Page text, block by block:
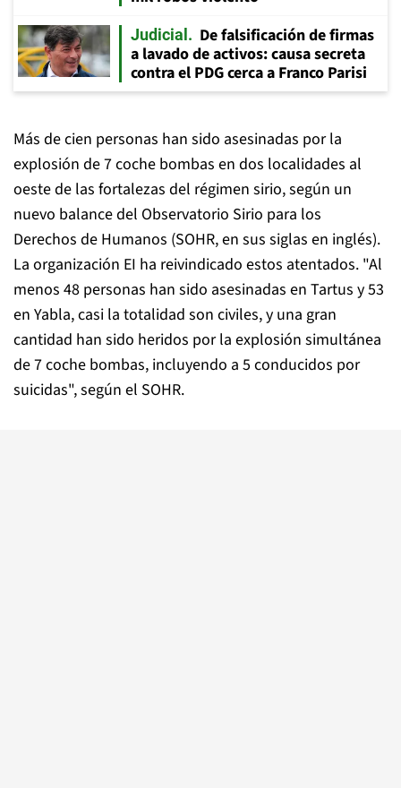
Judicial
De falsificación de firmas
a lavado de activos: causa secreta
contra el PDG cerca a Franco Parisi
Más de cien personas han sido asesinadas por la
explosión de 7 coche bombas en dos localidades al
oeste de las fortalezas del régimen sirio, según un
nuevo balance del Observatorio Sirio para los
Derechos de Humanos (SOHR, en sus siglas en inglés).
La organización EI ha reivindicado estos atentados. "Al
menos 48 personas han sido asesinadas en Tartus y 53
en Yabla, casi la totalidad son civiles, y una gran
cantidad han sido heridos por la explosión simultánea
de 7 coche bombas, incluyendo a 5 conducidos por
suicidas", según el SOHR.